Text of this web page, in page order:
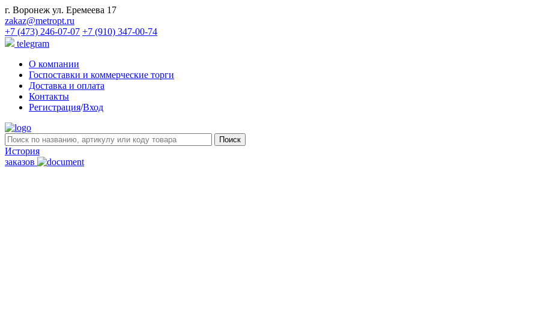
г. Воронеж ул. Еремеева 17
zakaz@metropt.ru
+7 (473) 246-07-07 +7 (910) 347-00-74
telegram
О компании
Госпоставки и коммерческие торги
Доставка и оплата
Контакты
Регистрация/Вход
История
заказов